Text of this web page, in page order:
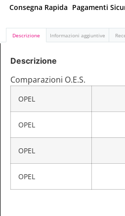
Consegna Rapida Pagamenti
Descrizione Informazioni aggiuntive
Descrizione
Comparazioni O.E.S.
OPEL
OPEL
OPEL
OPEL